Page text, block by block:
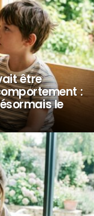
être
:
le